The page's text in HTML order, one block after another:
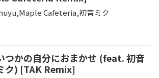
Cafeteria,初音ミク
つかの自分におまかせ (feat. 初音
ク) [TAK Remix]